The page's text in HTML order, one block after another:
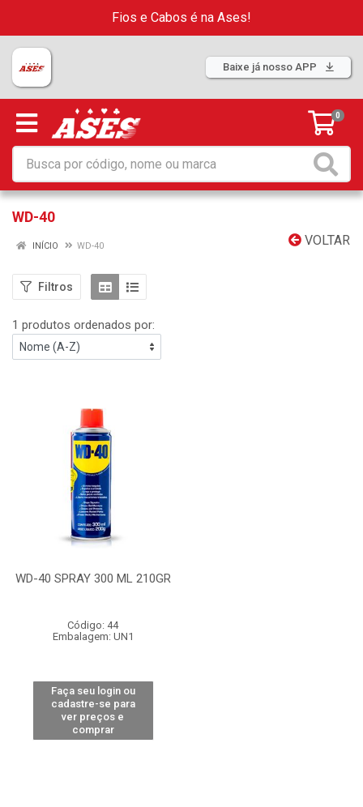
Fios e Cabos é na Ases!
Baixe já nosso APP
0
WD-40
VOLTAR
INÍCIO WD-40
Filtros
1 produtos ordenados por:
WD-40 SPRAY 300 ML 210GR
Código: 44
Embalagem: UN1
Faça seu login ou
cadastre-se para
ver preços e
comprar